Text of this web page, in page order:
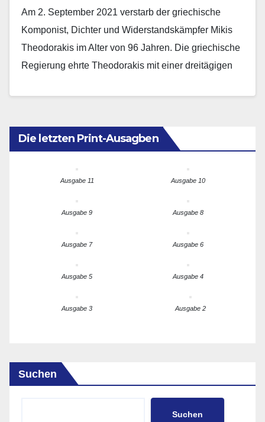
Am 2. September 2021 verstarb der griechische
Komponist, Dichter und Widerstandskämpfer Mikis
Theodorakis im Alter von 96 Jahren. Die griechische
Regierung ehrte Theodorakis mit einer dreitägigen
Die letzten Print-Ausagben
Ausgabe 11 Ausgabe 10
Ausgabe 9 Ausgabe 8
Ausgabe 7 Ausgabe 6
Ausgabe 5 Ausgabe 4
Ausgabe 3 Ausgabe 2
Suchen
Suchen